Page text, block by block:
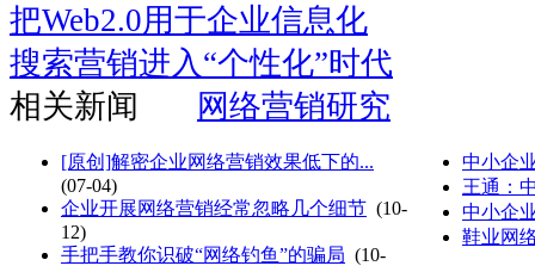
把Web2.0用于企业信息化
搜索营销进入“个性化”时代
相关新闻
网络营销研究
[原创]解密企业网络营销效果低下的...
(07-04)
企业开展网络营销经常忽略几个细节 (10-
12)
手把手教你识破“网络钓鱼”的骗局 (10-
中小企
王通：
中小企
鞋业网